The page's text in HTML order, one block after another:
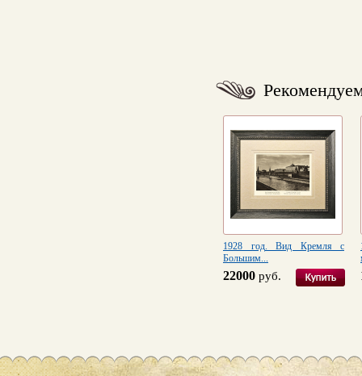
1928 год. Вид Кремля с
Большим...
22000 руб.